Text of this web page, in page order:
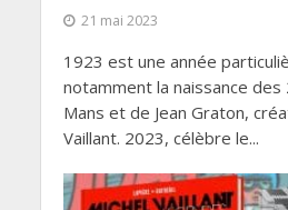
21 mai 2023
1923 est une année
notamment la naissance
Mans et de Jean Graton,
Vaillant. 2023, célèbre le...